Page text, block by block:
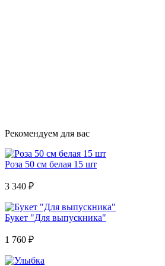
Рекомендуем для вас
Роза 50 см белая 15 шт
3 340 ₽
Букет "Для выпускника"
1 760 ₽